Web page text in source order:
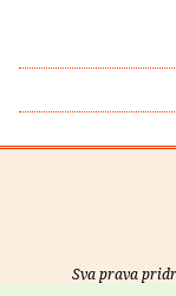
Sva prava